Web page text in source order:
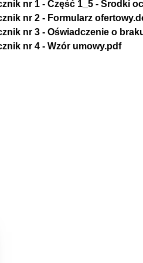
nr 1 - Część 1_5 - Środki
nr 2 - Formularz
nr 3 - Oświadczenie o
nr 4 - Wzór umowy.pdf